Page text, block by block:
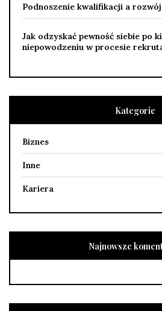
Podnoszenie kwalifikacji a
Jak odzyskać pewność siebie po
niepowodzeniu w procesie
Kategorie
Biznes
Inne
Kariera
Najnowsze